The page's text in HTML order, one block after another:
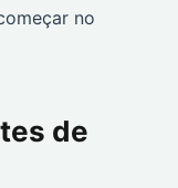
no
de